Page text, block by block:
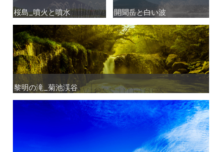
桜島_噴火と噴水
桜島_噴火と噴水 開聞岳と白い波
開聞岳と白い波
黎明の滝_菊池渓谷
黎明の滝_菊池渓谷